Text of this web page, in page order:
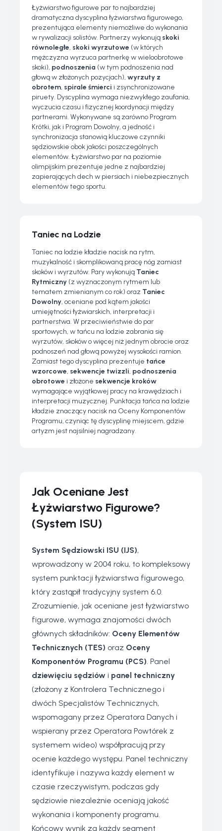
Łyżwiarstwo figurowe par to najbardziej
dramatyczna dyscyplina łyżwiarstwa figurowego,
prezentująca elementy niemożliwe do wykonania
w rywalizacji solistów. Partnerzy wykonują skoki
równoległe, skoki wyrzutowe (w których
mężczyzna wyrzuca partnerkę w wieloobrotowe
skoki), podnoszenia (w tym podnoszenia nad
głową w złożonych pozycjach), wyrzuty z
obrotem, spirale śmierci i zsynchronizowane
piruety. Dyscyplina wymaga niezwykłego zaufania,
wyczucia czasu i fizycznej koordynacji między
partnerami. Wykonywane są zarówno Program
Krótki, jak i Program Dowolny, a jedność i
synchronizacja stanowią kluczowe czynniki
sędziowskie obok jakości poszczególnych
elementów. Łyżwiarstwo par na poziomie
olimpijskim prezentuje jedne z najbardziej
zapierających dech w piersiach i niebezpiecznych
elementów tego sportu.
Taniec na Lodzie
Taniec na lodzie kładzie nacisk na rytm,
muzykalność i skomplikowaną pracę nóg zamiast
skoków i wyrzutów. Pary wykonują Taniec
Rytmiczny (z wyznaczonym rytmem lub
tematem zmienianym co rok) oraz Taniec
Dowolny, oceniane pod kątem jakości
umiejętności łyżwiarskich, interpretacji i
partnerstwa. W przeciwieństwie do par
sportowych, w tańcu na lodzie zabrania się
wyrzutów, skoków o więcej niż jednym obrocie oraz
podnoszeń nad głową powyżej wysokości ramion.
Zamiast tego dyscyplina prezentuje tańce
wzorcowe, sekwencje twizzli, podnoszenia
obrotowe i złożone sekwencje kroków
wymagające wyjątkowej pracy na krawędziach i
interpretacji muzycznej. Punktacja tańca na lodzie
kładzie znaczący nacisk na Oceny Komponentów
Programu, czyniąc tę dyscyplinę miejscem, gdzie
artyzm jest najsilniej nagradzany.
Jak Oceniane Jest
Łyżwiarstwo Figurowe?
(System ISU)
System Sędziowski ISU (IJS),
wprowadzony w 2004 roku, to kompleksowy
system punktacji łyżwiarstwa figurowego,
który zastąpił tradycyjny system 6.0.
Zrozumienie, jak oceniane jest łyżwiarstwo
figurowe, wymaga znajomości dwóch
głównych składników: Oceny Elementów
Technicznych (TES) oraz Oceny
Komponentów Programu (PCS). Panel
dziewięciu sędziów i panel techniczny
(złożony z Kontrolera Technicznego i
dwóch Specjalistów Technicznych,
wspomagany przez Operatora Danych i
wspierany przez Operatora Powtórek z
systemem wideo) współpracują przy
ocenie każdego występu. Panel techniczny
identyfikuje i nazywa każdy element w
czasie rzeczywistym, podczas gdy
sędziowie niezależnie oceniają jakość
wykonania i komponenty programu.
Końcowy wynik za każdy segment